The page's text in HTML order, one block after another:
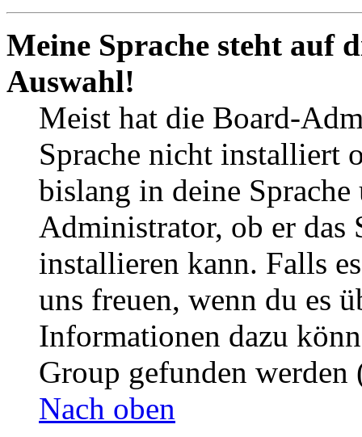
Meine Sprache steht auf
Auswahl!
Meist hat die Board-
Sprache nicht installiert
bislang in deine
Administrator, ob er das
installieren kann. Falls
uns freuen, wenn du es
Informationen dazu
Group gefunden
Nach oben